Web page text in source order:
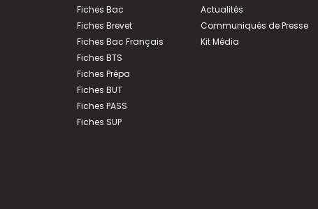
Fiches Bac
Fiches Brevet
Fiches Bac Français
Fiches BTS
Fiches Prépa
Fiches BUT
Fiches PASS
Fiches SUP
Actualités
Communiqués de Presse
Kit Média